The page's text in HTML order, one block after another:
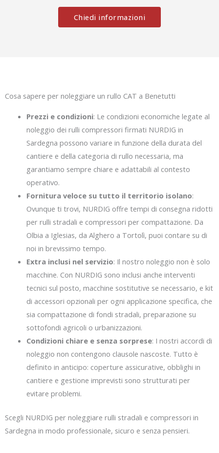
Chiedi informazioni
Cosa sapere per noleggiare un rullo CAT a Benetutti
Prezzi e condizioni: Le condizioni economiche legate al
noleggio dei rulli compressori firmati NURDIG in
Sardegna possono variare in funzione della durata del
cantiere e della categoria di rullo necessaria, ma
garantiamo sempre chiare e adattabili al contesto
operativo.
Fornitura veloce su tutto il territorio isolano:
Ovunque ti trovi, NURDIG offre tempi di consegna ridotti
per rulli stradali e compressori per compattazione. Da
Olbia a Iglesias, da Alghero a Tortolì, puoi contare su di
noi in brevissimo tempo.
Extra inclusi nel servizio: Il nostro noleggio non è solo
macchine. Con NURDIG sono inclusi anche interventi
tecnici sul posto, macchine sostitutive se necessario, e kit
di accessori opzionali per ogni applicazione specifica, che
sia compattazione di fondi stradali, preparazione su
sottofondi agricoli o urbanizzazioni.
Condizioni chiare e senza sorprese: I nostri accordi di
noleggio non contengono clausole nascoste. Tutto è
definito in anticipo: coperture assicurative, obblighi in
cantiere e gestione imprevisti sono strutturati per
evitare problemi.
Scegli NURDIG per noleggiare rulli stradali e compressori in
Sardegna in modo professionale, sicuro e senza pensieri.